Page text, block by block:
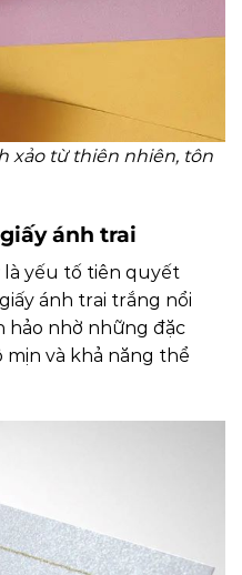
xảo từ thiên nhiên, tôn
ánh trai
là yếu tố tiên quyết
ánh trai trắng nổi
hảo nhờ những đặc
và khả năng thể